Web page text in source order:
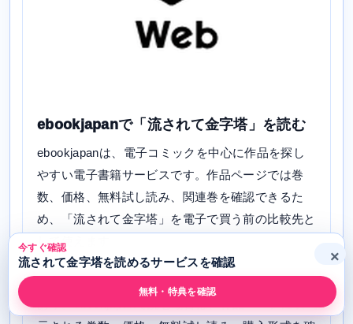
ebookjapanで「流されて金字塔」を読む
ebookjapanは、電子コミックを中心に作品を探し
やすい電子書籍サービスです。作品ページでは巻
数、価格、無料試し読み、関連巻を確認できるた
め、「流されて金字塔」を電子で買う前の比較先と
して使えます。
あり。ebookjapanで読む場合は、作品ページに表
今すぐ確認
流されて金字塔を読めるサービスを確認
無料・特典を確認
×